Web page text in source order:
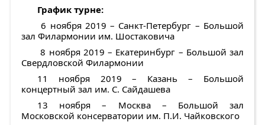
График турне:
6 ноября 2019 – Санкт-Петербург – Большой
зал Филармонии им. Шостаковича
8 ноября 2019 – Екатеринбург – Большой зал
Свердловской Филармонии
11 ноября 2019 – Казань – Большой
концертный зал им. С. Сайдашева
13 ноября – Москва – Большой зал
Московской консерватории им. П.И. Чайковского